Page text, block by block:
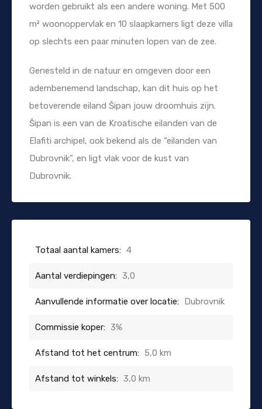
worden gebruikt als een andere woning. Met 500
m² woonoppervlak en 10 slaapkamers ligt deze villa
op slechts een paar minuten lopen van de zee.
Genesteld in de natuur en omgeven door een
adembenemend landschap, kan dit huis op het
betoverende eiland Šipan jouw droomhuis zijn.
Šipan is een van de Kroatische eilanden van de
Elafiti archipel, ook bekend als de “eilanden van
Dubrovnik”, en ligt vlak voor de kust van
Dubrovnik.
Totaal aantal kamers: 4
Aantal verdiepingen: 3,0
Aanvullende informatie over locatie: Dubrovnik
Commissie koper: 3%
Afstand tot het centrum: 5,0 km
Afstand tot winkels: 3,0 km